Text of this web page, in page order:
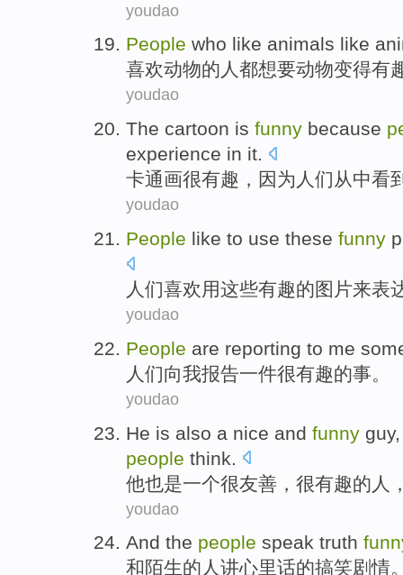
youdao
People who like animals like
喜欢动物的 人 都想要动物变得有
youdao
The cartoon is funny because
experience in it.
卡通画很有趣， 因为 人们 从中看
youdao
People like to use these funny
人们喜欢用这些有趣的图片来表
youdao
People are reporting to me
人们向我报告一件很有趣的事。
youdao
He is also a nice and funny guy
people think
他也是一个很友善 ， 很有趣的 人
youdao
And the people speak truth
和陌生的 人 讲心里话的搞笑剧情